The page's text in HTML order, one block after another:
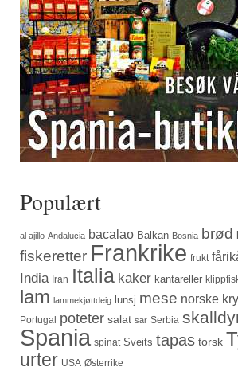
Populært
al ajillo Andalucia bacalao Balkan Bosnia brød
fiskeretter Frankrike frukt
India Iran Italia kaker kantareller
lam lammekjøttdeig lunsj mese norske
Portugal poteter salat sar Serbia
Spania spinat Sveits tapas torsk
urter USA Østerrike